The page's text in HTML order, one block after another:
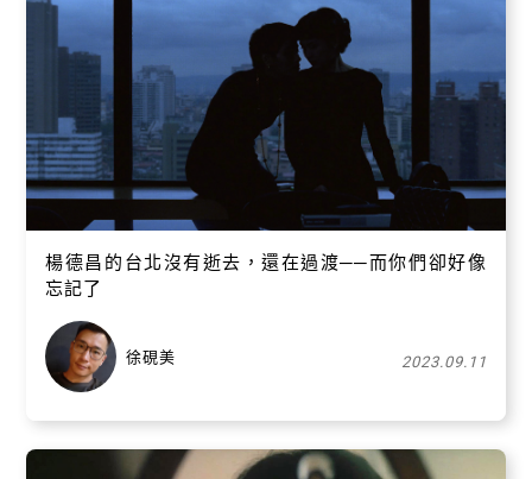
楊德昌的台北沒有逝去，還在過渡──而你們卻好像
忘記了
徐硯美 2023.09.11